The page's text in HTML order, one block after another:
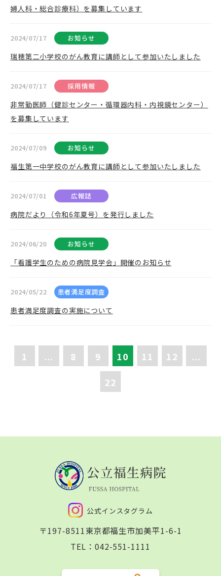
婦人科・総合診療科）を募集しています
2024/07/17 お知らせ
瑞穂第二小学校のがん教育に講師として参加いたしました
2024/07/17 採用情報
非常勤医師（健診センター・循環器内科・内視鏡センター）
を募集しています
2024/07/09 お知らせ
福生第一中学校のがん教育に講師として参加いたしました
2024/07/01 広報誌
病院だより（令和6年夏号）を発行しました
2024/06/20 お知らせ
「看護学生のための病院見学会」開催のお知らせ
2024/05/22 患者満足度調査
患者満足度調査の実施について
1 ... 8 9 10 11 12
...
22
公式インスタグラム
〒197-8511東京都福生市加美平1-6-1
TEL： 042-551-1111